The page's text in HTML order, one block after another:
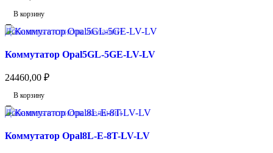
В корзину
Добавить в список желаний
Коммутатор Opal5GL-5GE-LV-LV
24460,00 ₽
В корзину
Добавить в список желаний
Коммутатор Opal8L-E-8T-LV-LV